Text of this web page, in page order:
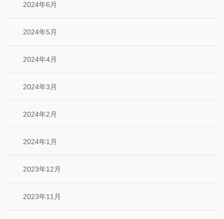
2024年6月
2024年5月
2024年4月
2024年3月
2024年2月
2024年1月
2023年12月
2023年11月